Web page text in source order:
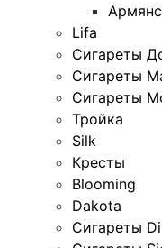
Lifa
Сигареты
Сигареты
Сигареты
Тройка
Silk
Кресты
Blooming
Dakota
Сигареты